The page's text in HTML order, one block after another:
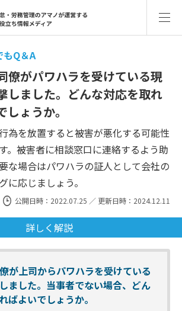
もQ＆A
僚がパワハラを受けている現
しました。どんな対応を取れ
しょうか。
為を放置すると被害が悪化する可能性
。被害者に相談窓口に連絡するよう助
な場合はパワハラの証人として会社の
に応じましょう。
公開日時：2022.07.25 ／ 更新日時：2024.12.11
詳しく解説
が上司からパワハラを受けている
ました。当事者でない場合、どん
ばよいでしょうか。